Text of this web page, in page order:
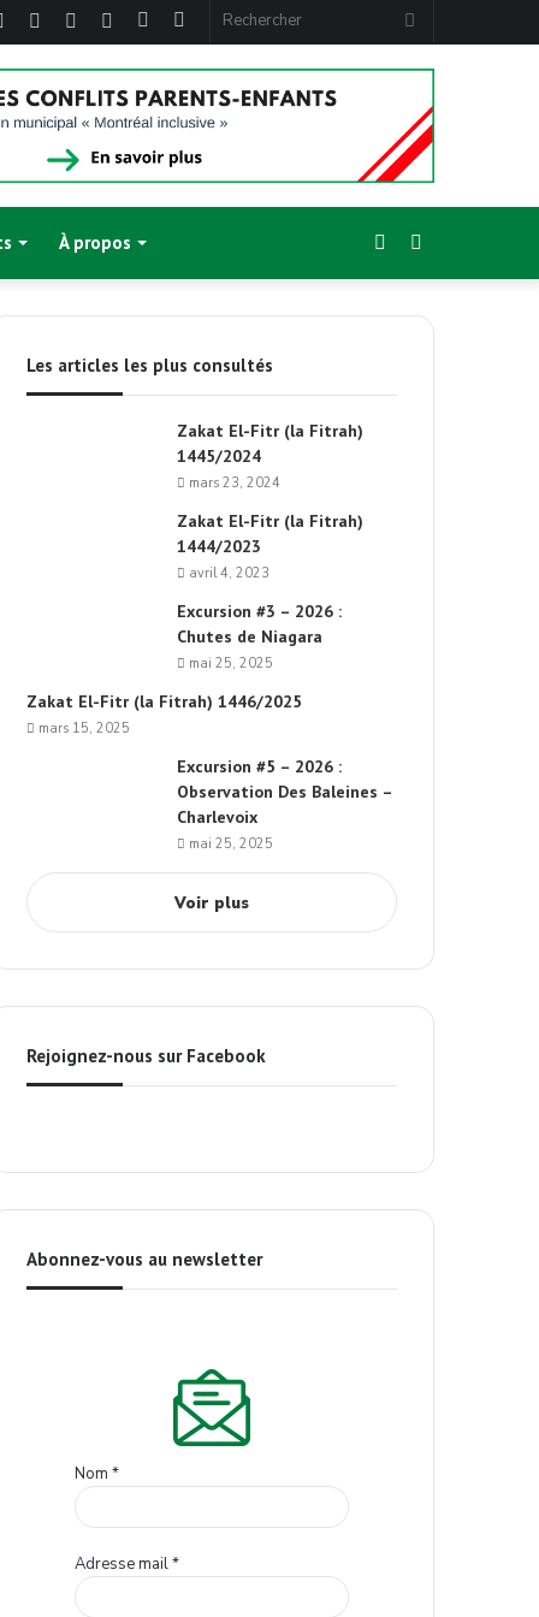
Sidebar
(barre
latérale)
Article
Aléatoire
Instagram
YouTube
Linkedin
Twitter
À propos
skin
Sidebar
(barre
Les articles les plus consultés
Zakat El-Fitr (la Fitrah)
1445/2024
mars 23, 2024
Zakat El-Fitr (la Fitrah)
1444/2023
avril 4, 2023
Excursion #3 – 2026 :
Chutes de Niagara
mai 25, 2025
Zakat El-Fitr (la Fitrah) 1446/2025
mars 15, 2025
Excursion #5 – 2026 :
Observation Des Baleines –
Charlevoix
mai 25, 2025
Voir plus
Rejoignez-nous sur Facebook
Abonnez-vous au newsletter
Nom*
Adresse mail*